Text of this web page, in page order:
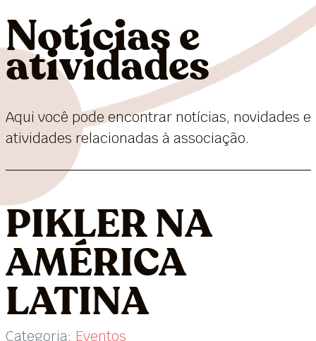
Notícias e
atividades
Aqui você pode encontrar notícias, novidades e
atividades relacionadas à associação.
PIKLER NA
AMÉRICA
LATINA
Categoria: Eventos